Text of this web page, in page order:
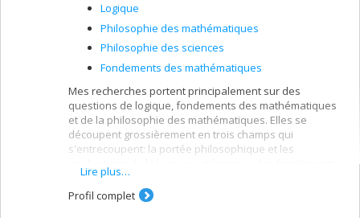
Enfin, j'ai aussi mené des recherches parallèles sur la
logique dialectique de Hegel et j'ai pu montrer qu'il s'agit
d'une syllogistique traditionnelle accouplée au procès
dynamique de la sursomption (Aufhebung) à l'aide
Logique
Philosophie des mathématiques
Philosophie des sciences
Fondements des mathématiques
Mes recherches portent principalement sur des
questions de logique, fondements des mathématiques
et de la philosophie des mathématiques. Elles se
découpent grossièrement en trois champs qui
s'entrecoupent: la portée philosophique et les
des mathématiques dérivant de la théorie des
catégories et, finalement, l'épistémologie et l'ontologie
des mathématiques contemporaines.
Lire plus…
Profil complet